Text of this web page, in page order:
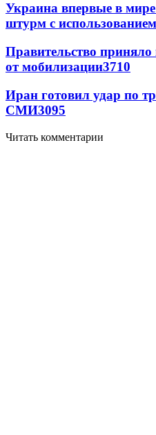
Украина впервые в
штурм с
Правительство приняло
от мобилизации3710
Иран готовил удар по
СМИ3095
Читать комментарии